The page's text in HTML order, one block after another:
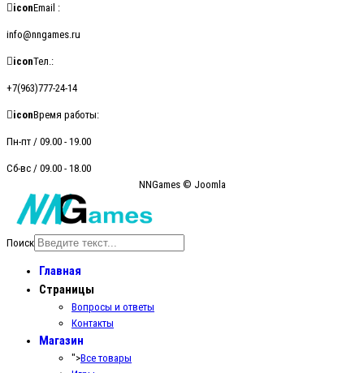
iconEmail :
info@nngames.ru
iconТел.:
+7(963)777-24-14
iconВремя работы:
Пн-пт / 09.00 - 19.00
Сб-вс / 09.00 - 18.00
NNGames © Joomla
Поиск
Главная
Страницы
Вопросы и ответы
Контакты
Магазин
">Все товары